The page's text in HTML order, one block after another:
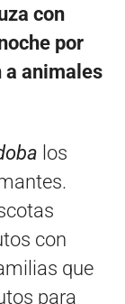
con
por
a animales
los
con
que
para